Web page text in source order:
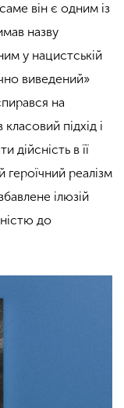
він є одним із
назву
у нацистській
виведений»
на
підхід і
дійсність в її
реалізм
ілюзій
до